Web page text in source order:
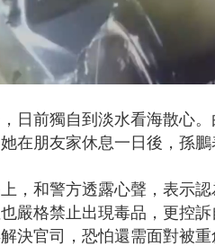
Loaded:
45.51%
日前獨自到淡水看海散心
在朋友家休息一日後，孫鵬
，和警方透露心聲，表示
嚴格禁止出現毒品，更控
決官司，恐怕還需面對被重